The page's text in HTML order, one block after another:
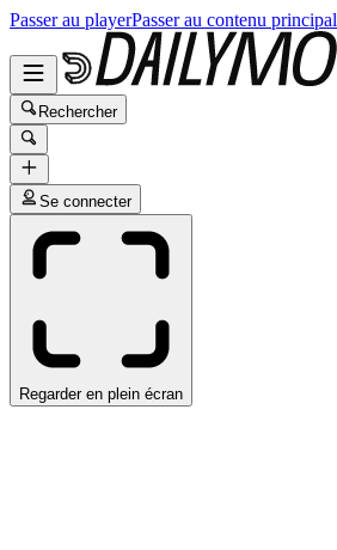
Passer au playerPasser au contenu principal
Rechercher
Se connecter
Regarder en plein écran